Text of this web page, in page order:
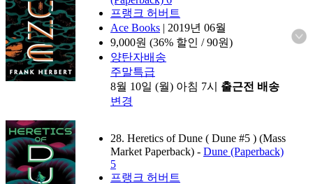
프랭크 허버트
Ace Books | 2019년 06월
9,000원 (36% 할인 / 90원)
양탄자배송
주말특급
8월 10일 (월) 아침 7시 출근전 배송
변경
28. Heretics of Dune ( Dune #5 ) (Mass
Market Paperback) - Dune (Paperback)
5
프랭크 허버트